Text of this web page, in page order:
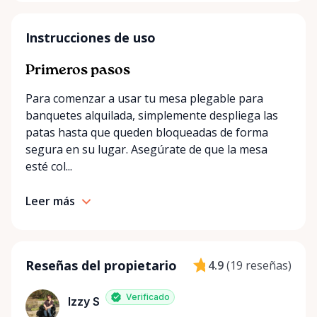
Instrucciones de uso
Primeros pasos
Para comenzar a usar tu mesa plegable para
banquetes alquilada, simplemente despliega las
patas hasta que queden bloqueadas de forma
segura en su lugar. Asegúrate de que la mesa
esté col...
Leer más
Reseñas del propietario 4.9(19 reseñas)
Izzy S Verificado